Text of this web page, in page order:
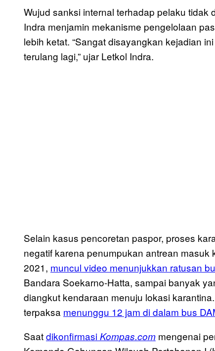
Wujud sanksi internal terhadap pelaku
Indra menjamin mekanisme pengelolaan
lebih ketat. “Sangat disayangkan kejadian
terulang lagi,” ujar Letkol Indra.
Selain kasus pencoretan paspor, proses
negatif karena penumpukan antrean
2021, muncul video menunjukkan ratusan
Bandara Soekarno-Hatta, sampai banyak
diangkut kendaraan menuju lokasi
terpaksa menunggu 12 jam di dalam bus
SaatdikonfirmasiKompas.com mengenai